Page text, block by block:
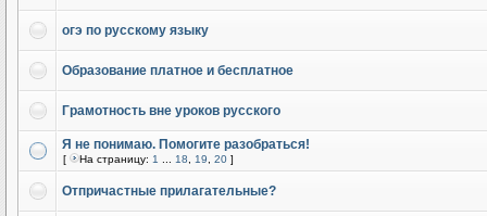
огэ по русскому языку
Образование платное и бесплатное
Грамотность вне уроков русского
Я не понимаю. Помогите разобраться!
[ На страницу: 1 18 19 20 ]
Отпричастные прилагательные?